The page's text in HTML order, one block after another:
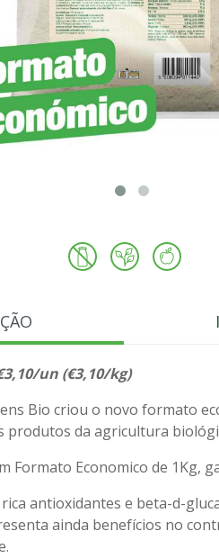
un (€3,10/kg)
Bio criou o novo formato
produtos da agricultura
Formato Economico de 1Kg,
antioxidantes e beta-d-
ainda benefícios no